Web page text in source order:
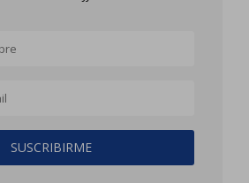
SUSCRIBIRME